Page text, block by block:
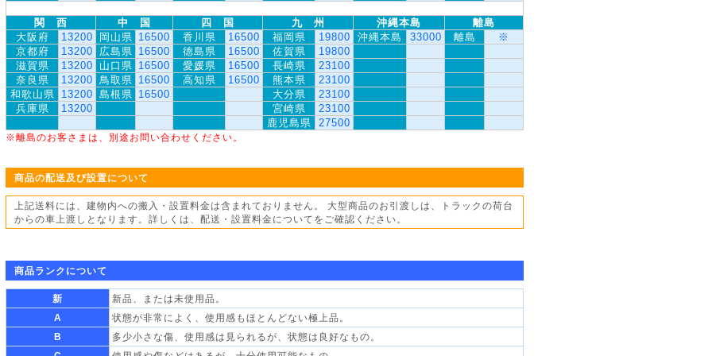
関 西 中 国 四 国 九 州 沖縄本島
離島
大阪府
13200 岡山県 16500 香川県 16500 福岡県 19800 沖縄本島 33000 離島
※
京都府
13200 広島県 16500 徳島県 16500 佐賀県
19800
滋賀県
13200 山口県 16500 愛媛県 16500 長崎県
23100
奈良県
13200 鳥取県 16500 高知県 16500 熊本県
23100
和歌山県
13200 島根県 16500 大分県
23100
兵庫県
13200 宮崎県
23100
鹿児島県
27500
※離島のお客さまは、別途お問い合わせください。
商品の配送及び設置について
上記送料には、建物内への搬入・設置料金は含まれておりません。 大型商品のお引渡しは、トラックの荷台
からの車上渡しとなります。詳しくは、配送・設置料金についてをご確認ください。
商品ランクについて
新
新品、または未使用品。
A
状態が非常によく、使用感もほとんどない極上品。
B
多少小さな傷、使用感は見られるが、状態は良好なもの。